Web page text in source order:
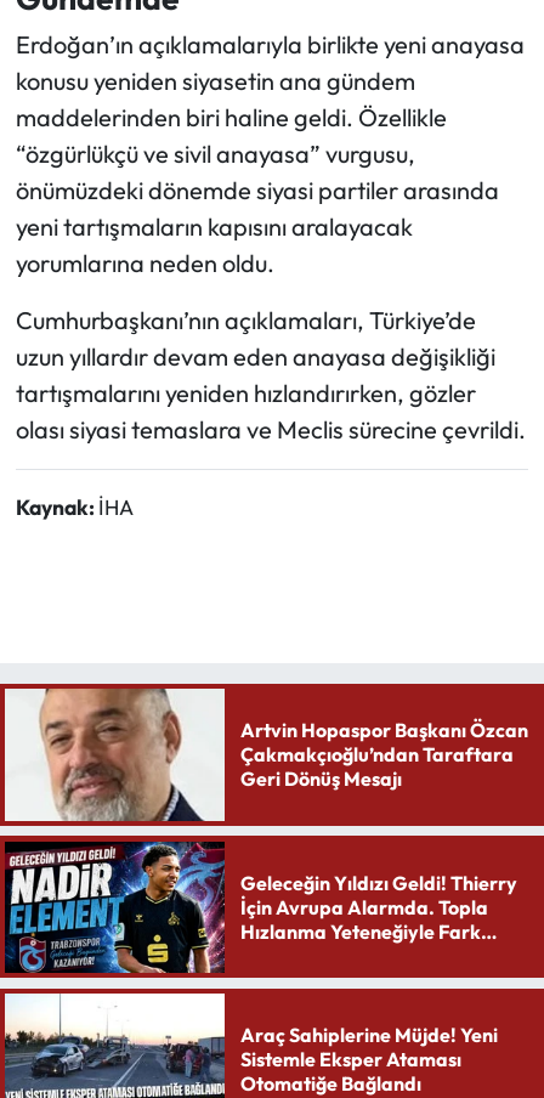
Erdoğan’ın açıklamalarıyla birlikte yeni anayasa
konusu yeniden siyasetin ana gündem
maddelerinden biri haline geldi. Özellikle
“özgürlükçü ve sivil anayasa” vurgusu,
önümüzdeki dönemde siyasi partiler arasında
yeni tartışmaların kapısını aralayacak
yorumlarına neden oldu.
Cumhurbaşkanı’nın açıklamaları, Türkiye’de
uzun yıllardır devam eden anayasa değişikliği
tartışmalarını yeniden hızlandırırken, gözler
olası siyasi temaslara ve Meclis sürecine çevrildi.
Kaynak: İHA
Artvin Hopaspor Başkanı Özcan
Çakmakçıoğlu’ndan Taraftara
Geri Dönüş Mesajı
Geleceğin Yıldızı Geldi! Thierry
İçin Avrupa Alarmda. Topla
Hızlanma Yeteneğiyle Fark
Araç Sahiplerine Müjde! Yeni
Sistemle Eksper Ataması
Otomatiğe Bağlandı